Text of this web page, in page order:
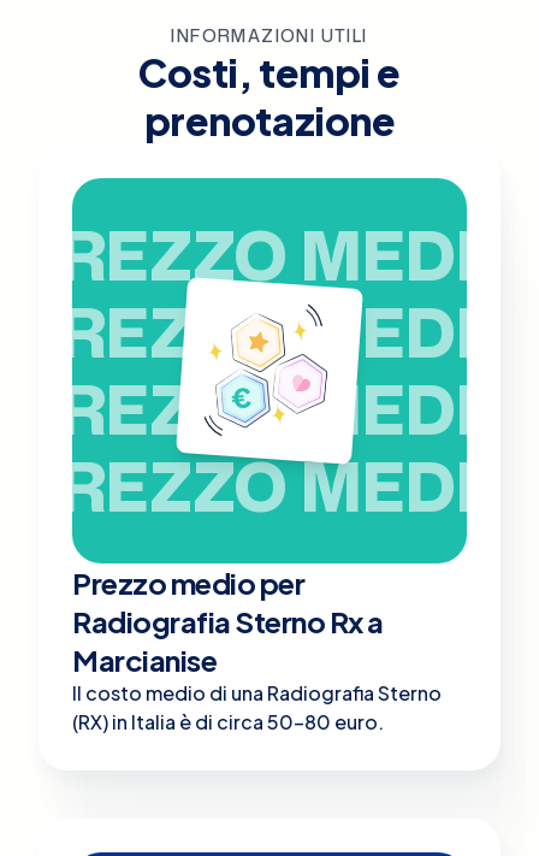
INFORMAZIONI UTILI
Costi, tempi e
prenotazione
PREZZO MEDIO
PREZZO MEDIO
PREZZO MEDIO
PREZZO MEDIO
Prezzo medio per
Radiografia Sterno Rx a
Marcianise
Il costo medio di una Radiografia Sterno
(RX) in Italia è di circa 50-80 euro.